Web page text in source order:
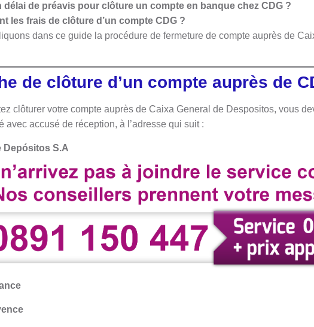
délai de préavis pour clôture un compte en banque chez CDG ?
les frais de clôture d’un compte CDG ?
dans ce guide la procédure de fermeture de compte auprès de
de clôture d’un compte auprès de
clôturer votre compte auprès de Caixa General de Despositos, vous
avec accusé de réception, à l’adresse qui suit :
Depósitos S.A